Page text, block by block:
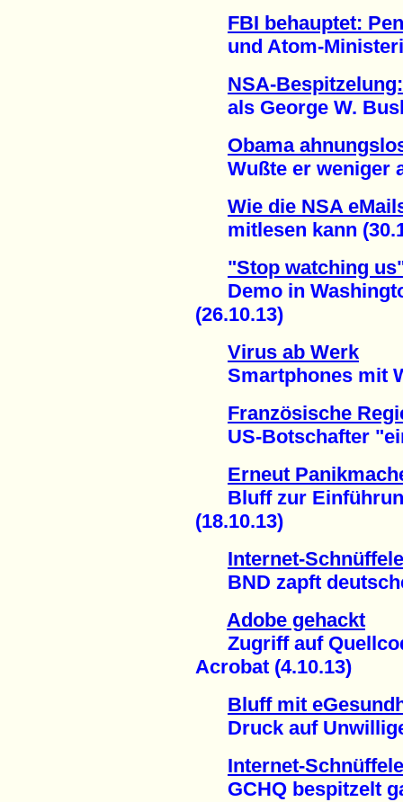
FBI behauptet:
und Atom-
NSA-
als George W.
Obama
Wußte er weniger
Wie die NSA
mitlesen kann
"Stop watching
Demo in
(26.10.13)
Virus ab Werk
Smartphones mit
Französische
US-Botschafter
Erneut
Bluff zur
(18.10.13)
Internet-
BND zapft
Adobe gehackt
Zugriff auf
Acrobat (4.10.13)
Bluff mit
Druck auf Unwillige
Internet-
GCHQ bespitzelt